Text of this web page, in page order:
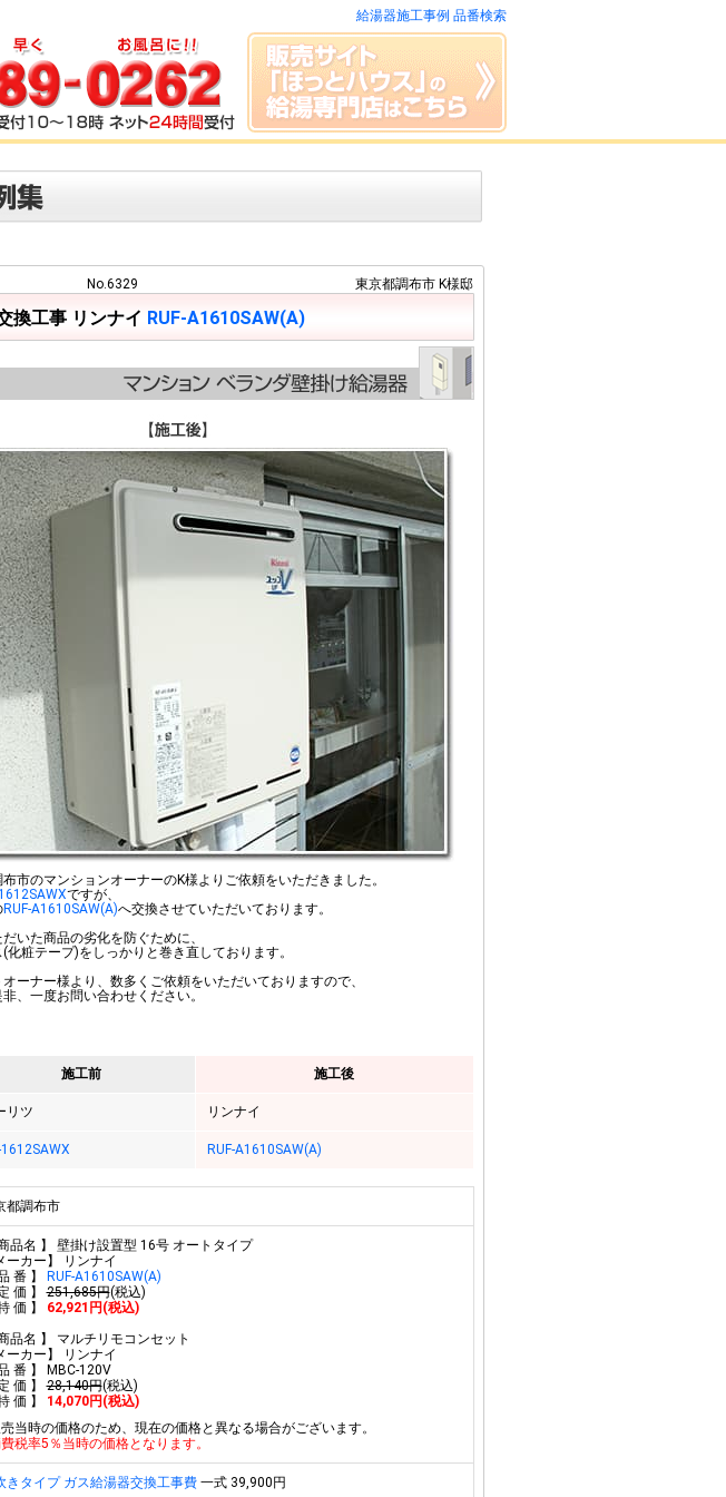
給湯器施工事例 品番検索
No.6329 東京都調布市 K様邸
換工事 リンナイ RUF-A1610SAW(A)
市のマンションオーナーのK様よりご依頼をいただきました。
ですが、
RUF-A1610SAW(A)へ交換させていただいております。
いた商品の劣化を防ぐために、
粧テープ)をしっかりと巻き直しております。
ーナー様より、数多くご依頼をいただいておりますので、
、一度お問い合わせください。
施工前 施工後
リツ リンナイ
RUF-A1610SAW(A)
都調布市
商品名 】 壁掛け設置型 16号 オートタイプ
ーカー】 リンナイ
番 】
RUF-A1610SAW(A)
定 価 】251,685円(税込)
価 】
62,921円(税込)
商品名 】 マルチリモコンセット
ーカー】 リンナイ
品 番 】 MBC-120V
定 価 】28,140円(税込)
価 】
14,070円(税込)
当時の価格のため、現在の価格と異なる場合がございます。
税率5％当時の価格となります。
きタイプ ガス給湯器交換工事費一式 39,900円